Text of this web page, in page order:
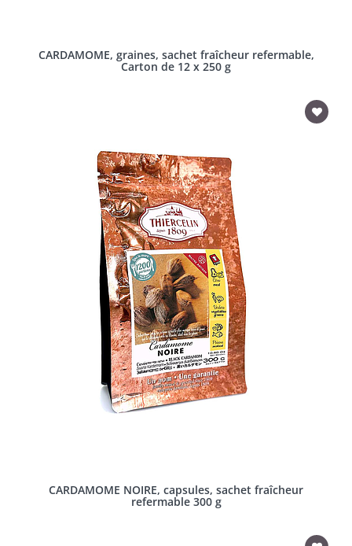
CARDAMOME, graines, sachet fraîcheur refermable,
Carton de 12 x 250 g
CARDAMOME NOIRE, capsules, sachet fraîcheur
refermable 300 g